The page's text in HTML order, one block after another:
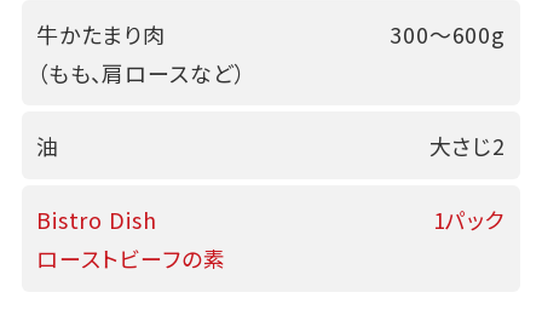
牛かたまり肉
（もも、肩ロースなど）
300～600g
油 大さじ2
Bistro Dish
ローストビーフの素
1パック